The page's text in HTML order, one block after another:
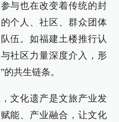
与也在改变着传统的封
个人、社区、群众团体
伍。如福建土楼推行认
社区力量深度介入，形
共生链条。
文化遗产是文旅产业发
能、产业融合，让文化